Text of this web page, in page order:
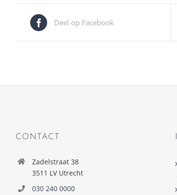
Deel op Facebook
CONTACT
Zadelstraat 38
3511 LV Utrecht
030 240 0000